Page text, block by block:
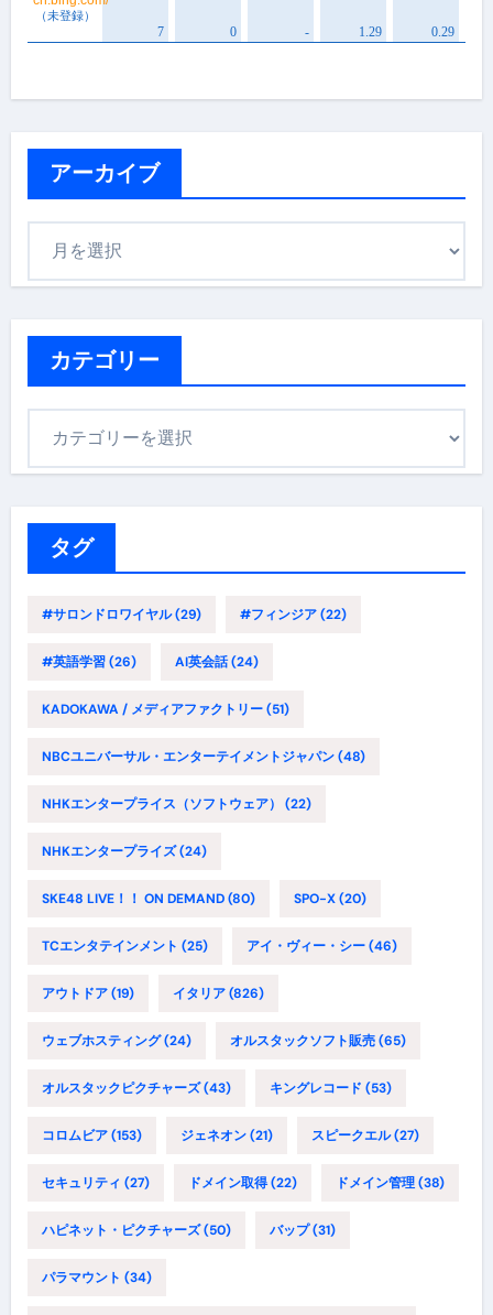
アーカイブ
カテゴリー
タグ
#サロンドロワイヤル(29) #フィンジア(22)
#英語学習(26) AI英会話(24)
KADOKAWA / メディアファクトリー(51)
NBCユニバーサル・エンターテイメントジャパン(48)
NHKエンタープライス（ソフトウェア） (22)
NHKエンタープライズ(24)
SKE48 LIVE！！ ON DEMAND(80) SPO-X(20)
TCエンタテインメント (25) アイ・ヴィー・シー(46)
アウトドア(19) イタリア(826)
ウェブホスティング(24) オルスタックソフト販売(65)
オルスタックピクチャーズ(43) キングレコード (53)
コロムビア(153) ジェネオン(21) スピークエル(27)
セキュリティ (27) ドメイン取得(22) ドメイン管理(38)
ハピネット・ピクチャーズ(50) バップ(31)
パラマウント (34)